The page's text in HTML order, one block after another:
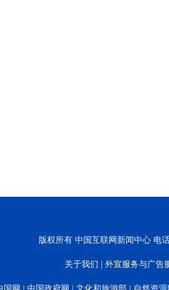
版权所有 中国互联网新闻中心 电
关于我们 外宣服务与广告